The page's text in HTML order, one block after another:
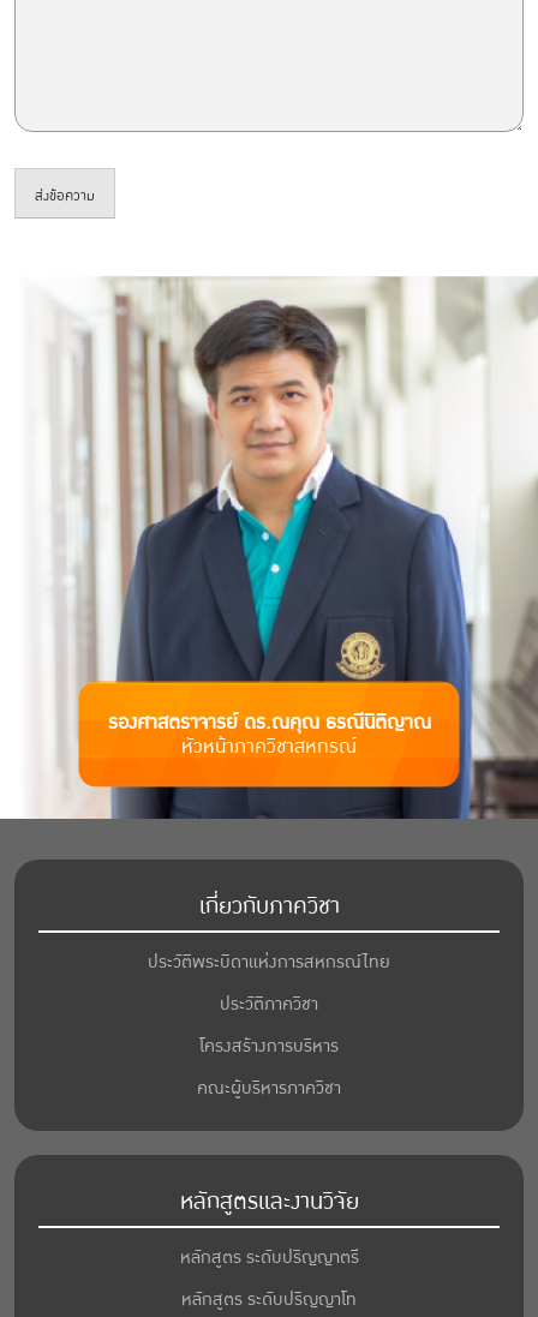
ส่งข้อความ
รองศาสตราจารย์ ดร.ณคุณ ธรณีนิติญาณ
หัวหน้าภาควิชาสหกรณ์
เกี่ยวกับภาควิชา
ประวัติพระบิดาแห่งการสหกรณ์ไทย
ประวัติภาควิชา
โครงสร้างการบริหาร
คณะผู้บริหารภาควิชา
หลักสูตรและงานวิจัย
หลักสูตร ระดับปริญญาตรี
หลักสูตร ระดับปริญญาโท